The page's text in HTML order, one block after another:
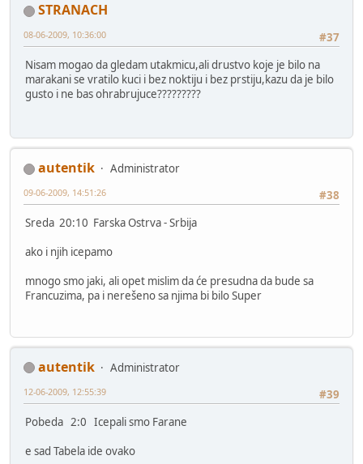
STRANACH
#37
08-06-2009, 10:36:00
Nisam mogao da gledam utakmicu,ali drustvo koje je bilo na
marakani se vratilo kuci i bez noktiju i bez prstiju,kazu da je bilo
gusto i ne bas ohrabrujuce?????????
autentik
Administrator
#38
09-06-2009, 14:51:26
Sreda 20:10 Farska Ostrva - Srbija
ako i njih icepamo
mnogo smo jaki, ali opet mislim da će presudna da bude sa
Francuzima, pa i nerešeno sa njima bi bilo Super
autentik
Administrator
#39
12-06-2009, 12:55:39
Pobeda 2:0 Icepali smo Farane
e sad Tabela ide ovako